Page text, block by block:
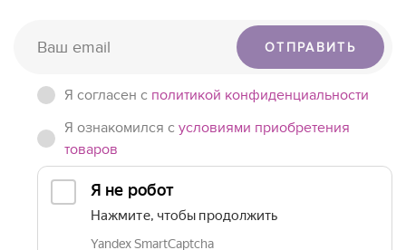
ОТПРАВИТЬ
Я согласен c политикой конфиденциальности
Я ознакомился с условиями приобретения
товаров